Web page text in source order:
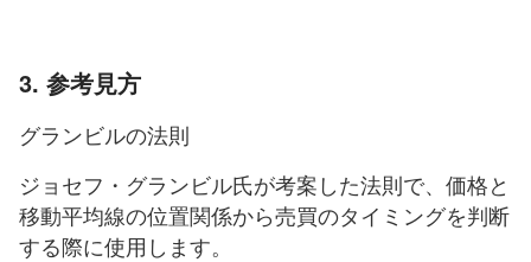
3. 参考見方
グランビルの法則
ジョセフ・グランビル氏が考案した法則で、価格と
移動平均線の位置関係から売買のタイミングを判断
する際に使用します。